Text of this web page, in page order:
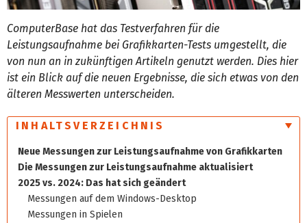
ComputerBase hat das Testverfahren für die
Leistungsaufnahme bei Grafikkarten-Tests umgestellt, die
von nun an in zukünftigen Artikeln genutzt werden. Dies hier
ist ein Blick auf die neuen Ergebnisse, die sich etwas von den
älteren Messwerten unterscheiden.
INHALTSVERZEICHNIS
Neue Messungen zur Leistungs­aufnahme von Grafik­karten
Die Messungen zur Leistungsaufnahme aktualisiert
2025 vs. 2024: Das hat sich geändert
Messungen auf dem Windows-Desktop
Messungen in Spielen